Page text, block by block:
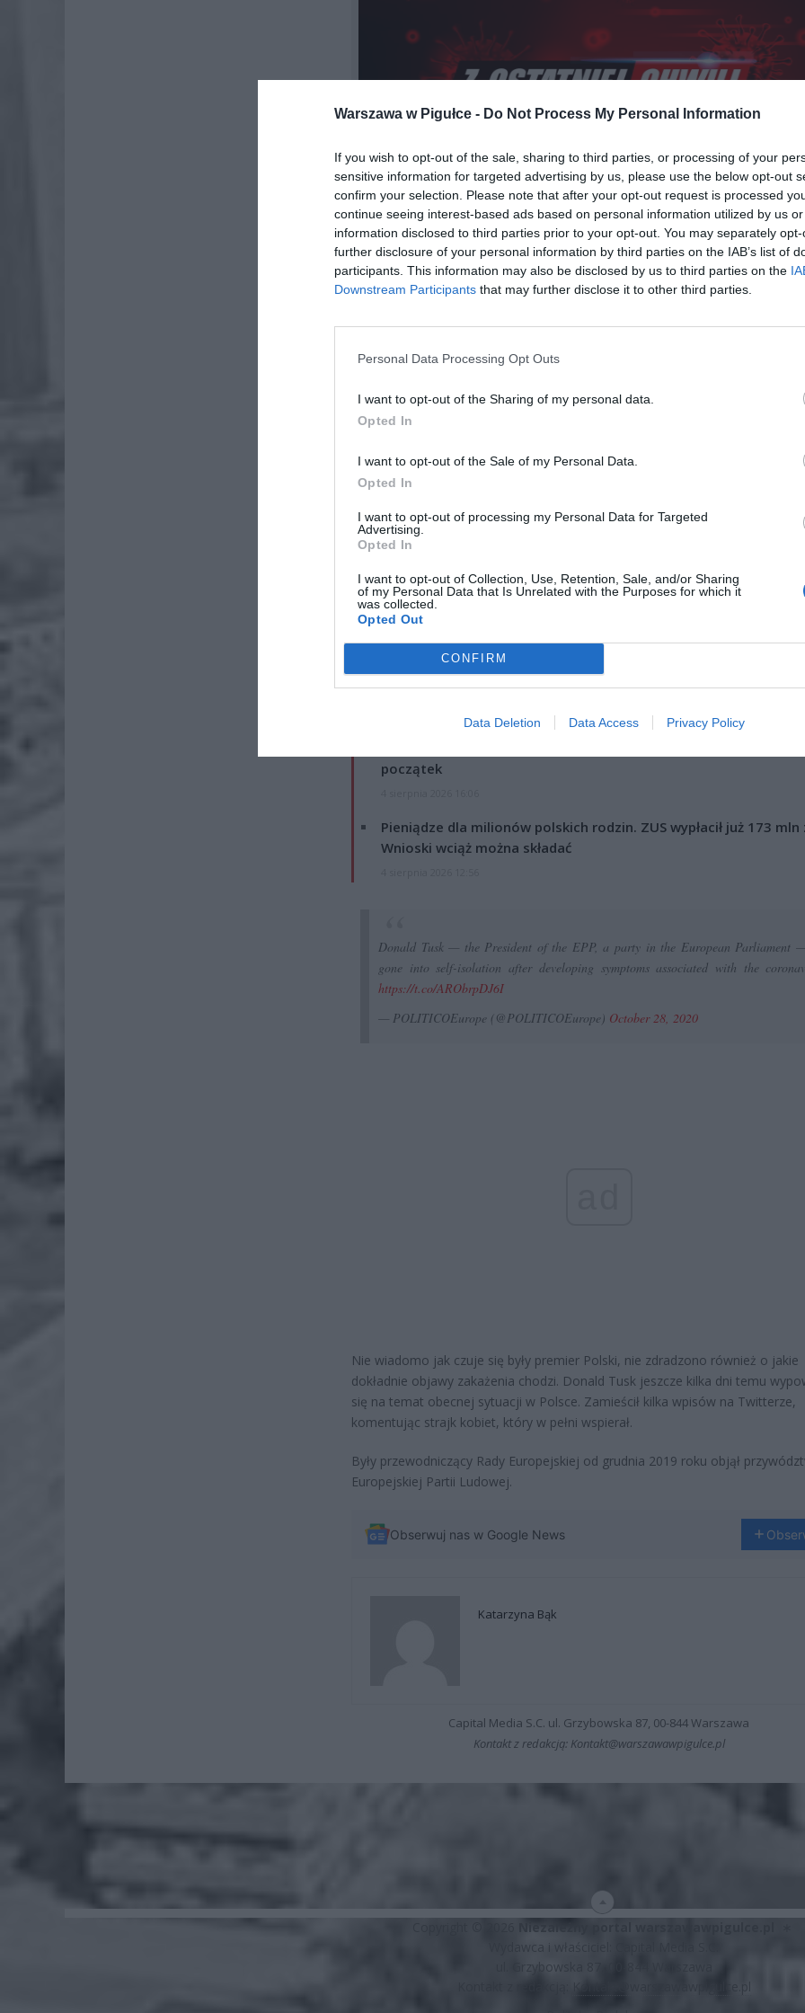
Warszawa w Pigułce - Do Not Process My Personal Information
If you wish to opt-out of the sale, sharing to third parties, or processing of your
sensitive information for targeted advertising by us, please use the below opt-out
confirm your selection. Please note that after your opt-out request is processed
continue seeing interest-based ads based on personal information utilized by us
information disclosed to third parties prior to your opt-out. You may separately
further disclosure of your personal information by third parties on the IAB’s list of
participants. This information may also be disclosed by us to third parties on the
Downstream Participants that may further disclose it to other third parties.
Personal Data Processing Opt Outs
I want to opt-out of the Sharing of my personal data.
Opted In
I want to opt-out of the Sale of my Personal Data.
Opted In
I want to opt-out of processing my Personal Data for Targeted
Advertising.
Opted In
I want to opt-out of Collection, Use, Retention, Sale, and/or Sharing
of my Personal Data that Is Unrelated with the Purposes for which it
was collected.
Opted Out
CONFIRM
Data Deletion Data Access Privacy Policy
Fot. Shutterstock / Warszawa w Pigułce
poinformował portal Politico. Jak dodaje, Donald Tusk we wtorek podjął
wyniki.
ad
ZOBACZ RÓWNIEŻ:
początek
Pieniądze dla milionów polskich rodzin. ZUS wypłacił już 173 mln
Wnioski wciąż można składać
Donald Tusk — the President of the EPP, a party in the European Parliament
gone into self-isolation after developing symptoms associated with the
https://t.co/ARObrpDJ6I
— POLITICOEurope (@POLITICOEurope) October 28, 2020
Nie wiadomo jak czuje się były premier Polski, nie zdradzono również o jakie
dokładnie objawy zakażenia chodzi. Donald Tusk jeszcze kilka dni temu
się na temat obecnej sytuacji w Polsce. Zamieścił kilka wpisów na Twitterze,
komentując strajk kobiet, który w pełni wspierał.
Były przewodniczący Rady Europejskiej od grudnia 2019 roku objął
Europejskiej Partii Ludowej.
Obserwuj nas w Google News
Katarzyna Bąk
Capital Media S.C. ul. Grzybowska 87, 00-844 Warszawa
Kontakt z redakcją: Kontakt@warszawawpigulce.pl
Niezależny portal warszawawpigulce.pl
Wydawca i właściciel: Capital Media S.C.
ul. Grzybowska 87, 00-844 Warszawa